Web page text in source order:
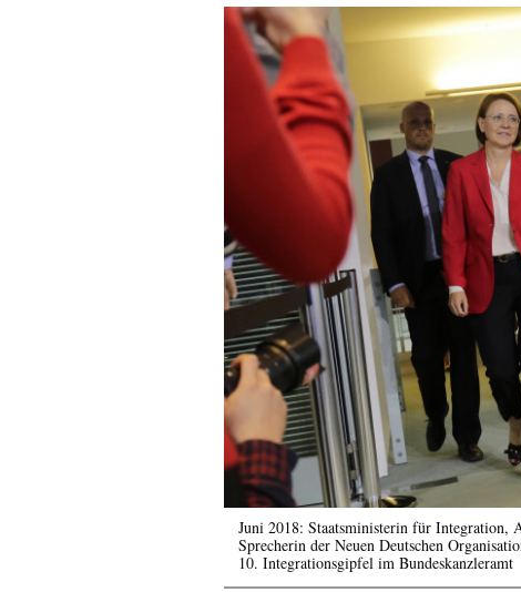
Juni 2018: Staatsministerin für Integration,
Sprecherin der Neuen Deutschen
10. Integrationsgipfel im Bundeskanzleramt